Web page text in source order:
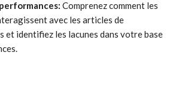
Comprenez comment les
avec les articles de
et identifiez les lacunes dans votre base